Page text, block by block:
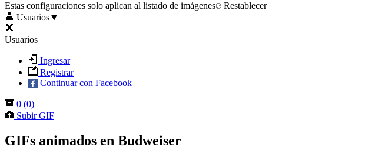
Estas configuraciones solo aplican al listado de imágenes
Restablecer
Usuarios▼
Usuarios
Ingresar
Registrar
Continuar con Facebook
0 (0)
Subir GIF
GIFs animados en Budweiser